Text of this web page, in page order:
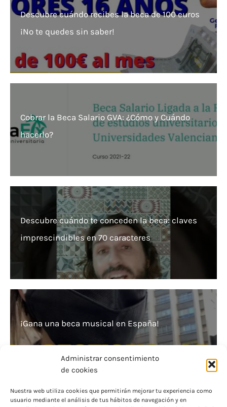
Administrar consentimiento
de cookies
Nuestra web utiliza cookies que permitirán mejorar tu experiencia como
usuario mediante el análisis de tus hábitos de navegación y en
Descubre cuándo recibes la beca de 100 euros
¡No te quedes sin saber!
Cobrar la Beca Salario GVA: ¿Cómo y Cuándo
hacerlo?
Descubre cuándo te conceden la beca: claves
imprescindibles en 70 caracteres
¡Gana una beca musical en España!